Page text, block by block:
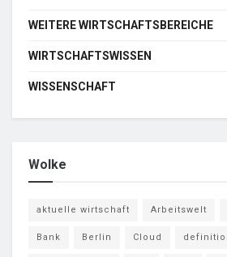
WEITERE WIRTSCHAFTSBEREICHE
WIRTSCHAFTSWISSEN
WISSENSCHAFT
Wolke
aktuelle wirtschaft Arbeitswelt
Bank Berlin Cloud